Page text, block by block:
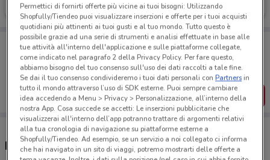
Scade il 31/08
Porta DoveConviene sempre con te!
Puoi trovare le migliori offerte dei negozi vicino a te,
salvarle e creare la tua lista del risparmio, comodamente
dal tuo cellulare.
SCARICA L’APP
Negozi Tiscali Casa nelle vicinanze
Permettici di fornirti offerte più vicine ai tuoi bisogni: Utilizzando
Shopfully/Tiendeo puoi visualizzare inserzioni e offerte per i tuoi acquisti
quotidiani più attinenti ai tuoi gusti e al tuo mondo. Tutto questo è
possibile grazie ad una serie di strumenti e analisi effettuate in base alle
tue attività all'interno dell'applicazione e sulle piattaforme collegate,
come indicato nel paragrafo 2 della Privacy Policy. Per fare questo,
abbiamo bisogno del tuo consenso sull'uso dei dati raccolti a tale fine.
Se dai il tuo consenso condivideremo i tuoi dati personali conPartnersin
tutto il mondo attraverso l’uso di SDK esterne. Puoi sempre cambiare
idea accedendo a Menu > Privacy > Personalizzazione, all’interno della
nostra App. Cosa succede se accetti: Le inserzioni pubblicitarie che
visualizzerai all'interno dell’app potranno trattare di argomenti relativi
alla tua cronologia di navigazione su piattaforme esterne a
Shopfully/Tiendeo. Ad esempio, se un servizio a noi collegato ci informa
che hai navigato in un sito di viaggi, potremo mostrarti delle offerte a